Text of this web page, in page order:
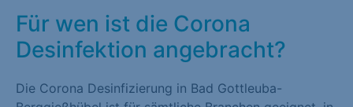
Für wen ist die Corona
Desinfektion angebracht?
Die Corona Desinfizierung in Bad Gottleuba-